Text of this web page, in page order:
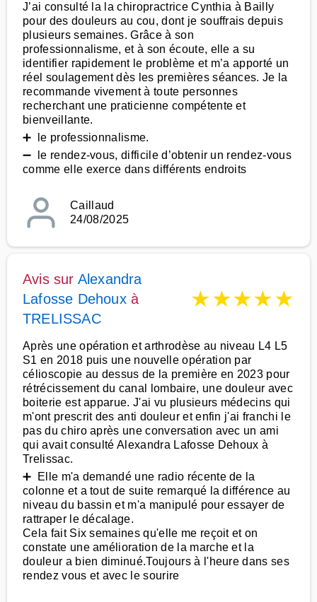
J’ai consulté la la chiropractrice Cynthia à Bailly
pour des douleurs au cou, dont je souffrais depuis
plusieurs semaines. Grâce à son
professionnalisme, et à son écoute, elle a su
identifier rapidement le problème et m’a apporté un
réel soulagement dès les premières séances. Je la
recommande vivement à toute personnes
recherchant une praticienne compétente et
bienveillante.
➕ le professionnalisme.
➖ le rendez-vous, difficile d’obtenir un rendez-vous
comme elle exerce dans différents endroits
Caillaud
24/08/2025
Avis sur Alexandra
Lafosse Dehouxà
TRELISSAC
★★★★★
Après une opération et arthrodèse au niveau L4 L5
S1 en 2018 puis une nouvelle opération par
célioscopie au dessus de la première en 2023 pour
rétrécissement du canal lombaire, une douleur avec
boiterie est apparue. J'ai vu plusieurs médecins qui
m'ont prescrit des anti douleur et enfin j'ai franchi le
pas du chiro après une conversation avec un ami
qui avait consulté Alexandra Lafosse Dehoux à
Trelissac.
➕ Elle m'a demandé une radio récente de la
colonne et a tout de suite remarqué la différence au
niveau du bassin et m'a manipulé pour essayer de
rattraper le décalage.
Cela fait Six semaines qu'elle me reçoit et on
constate une amélioration de la marche et la
douleur a bien diminué.Toujours à l'heure dans ses
rendez vous et avec le sourire